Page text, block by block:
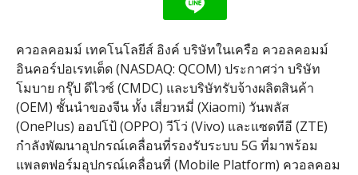
ควอลคอมม์ เทคโนโลยีส์ อิงค์ บริษัทในเครือ ควอลคอมม์
อินคอร์ปอเรทเต็ด (NASDAQ: QCOM) ประกาศว่า บริษัท
โมบาย กรุ๊ป ดีไวซ์ (CMDC) และบริษัทรับจ้างผลิตสินค้า
(OEM) ชั้นนำของจีน ทั้ง เสี่ยวหมี่ (Xiaomi) วันพลัส
(OnePlus) ออปโป้ (OPPO) วีโว่ (Vivo) และแซดทีอี (ZTE)
กำลังพัฒนาอุปกรณ์เคลื่อนที่รองรับระบบ 5G ที่มาพร้อม
แพลตฟอร์มอุปกรณ์เคลื่อนที่ (Mobile Platform) ควอลคอม